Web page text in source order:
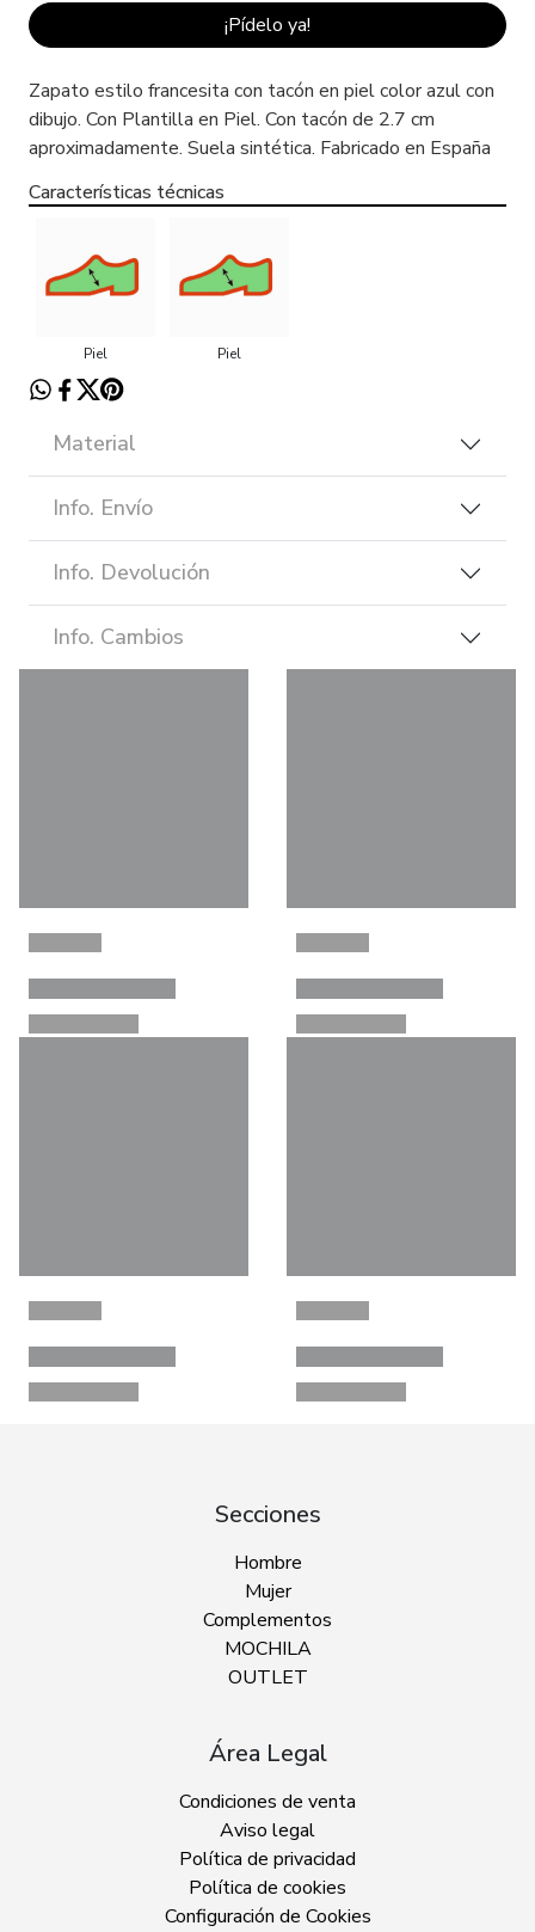
¡Pídelo ya!
Zapato estilo francesita con tacón en piel color azul con
dibujo. Con Plantilla en Piel. Con tacón de 2.7 cm
aproximadamente. Suela sintética. Fabricado en España
Características técnicas
Piel Piel
Material
Info. Envío
Info. Devolución
Info. Cambios
Secciones
Hombre
Mujer
Complementos
MOCHILA
OUTLET
Área Legal
Condiciones de venta
Aviso legal
Política de privacidad
Política de cookies
Configuración de Cookies